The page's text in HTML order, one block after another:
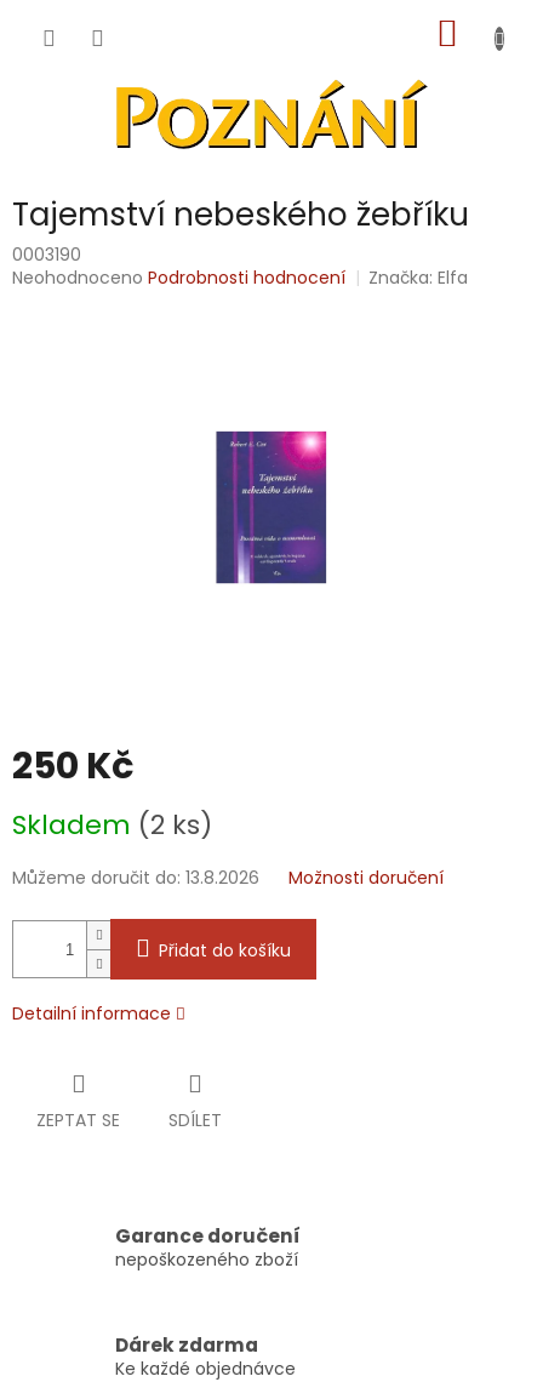
KOŠÍK
Tajemství nebeského žebříku
0003190
Průměrné
Neohodnoceno Podrobnosti hodnocení Značka:Elfa
250 Kč
cena:
Skladem (2 ks)
Můžeme doručit do: 13.8.2026 Možnosti doručení
Přidat do košíku
Detailní informace
ZEPTAT SE SDÍLET
Garance doručení
nepoškozeného zboží
Dárek zdarma
Ke každé objednávce